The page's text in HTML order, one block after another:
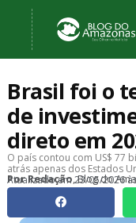
Brasil foi o
de
direto em
O país contou com US$ 77
atrás apenas dos Estados
PorRedação, Blog do
Atualizado em23/05/2026